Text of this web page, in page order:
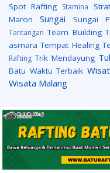
Spot Rafting Stamina
Maron
Sungai Sungai
Tantangan Team Building
asmara Tempat Healing
Rafting Trik Mendayung
Batu Waktu Terbaik
Wisata Malang